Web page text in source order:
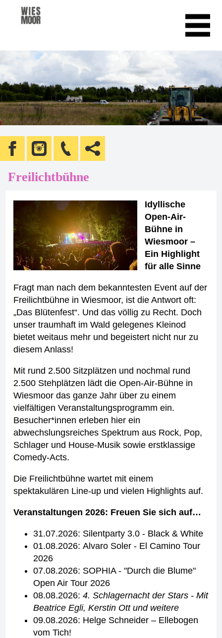
Freilichtbühne
Idyllische
Open-Air-
Bühne in
Wiesmoor –
Ein Highlight
für alle Sinne
Fragt man nach dem bekanntesten Event auf der
Freilichtbühne in Wiesmoor, ist die Antwort oft:
„Das Blütenfest“. Und das völlig zu Recht. Doch
unser traumhaft im Wald gelegenes Kleinod
bietet weitaus mehr und begeistert nicht nur zu
diesem Anlass!
Mit rund 2.500 Sitzplätzen und nochmal rund
2.500 Stehplätzen lädt die Open-Air-Bühne in
Wiesmoor das ganze Jahr über zu einem
vielfältigen Veranstaltungsprogramm ein.
Besucher*innen erleben hier ein
abwechslungsreiches Spektrum aus Rock, Pop,
Schlager und House-Musik sowie erstklassige
Comedy-Acts.
Die Freilichtbühne wartet mit einem
spektakulären Line-up und vielen Highlights auf.
Veranstaltungen 2026: Freuen Sie sich auf…
31.07.2026: Silentparty 3.0 - Black & White
01.08.2026: Alvaro Soler - El Camino Tour
2026
07.08.2026: SOPHIA - "Durch die Blume"
Open Air Tour 2026
08.08.2026:4. Schlagernacht der Stars - Mit
Beatrice Egli, Kerstin Ott und weitere
09.08.2026: Helge Schneider – Ellebogen
vom Tich!